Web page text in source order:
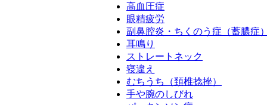
高血圧症
眼精疲労
副鼻腔炎・ちくのう症（蓄膿症
耳鳴り
ストレートネック
寝違え
むちうち（頚椎捻挫）
手や腕のしびれ